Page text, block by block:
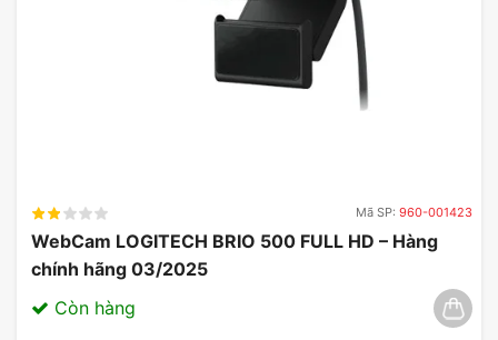
Mã SP: 960-001423
WebCam LOGITECH BRIO 500 FULL HD – Hàng
chính hãng 03/2025
Còn hàng